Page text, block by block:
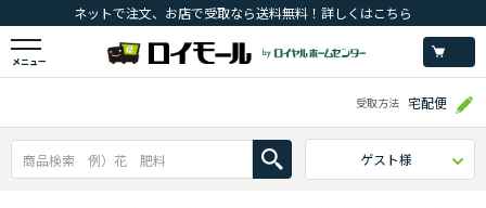
ネットで注文、お店で受取なら送料無料！詳しくはこちら
メニュー
受取方法 宅配便
ゲスト様